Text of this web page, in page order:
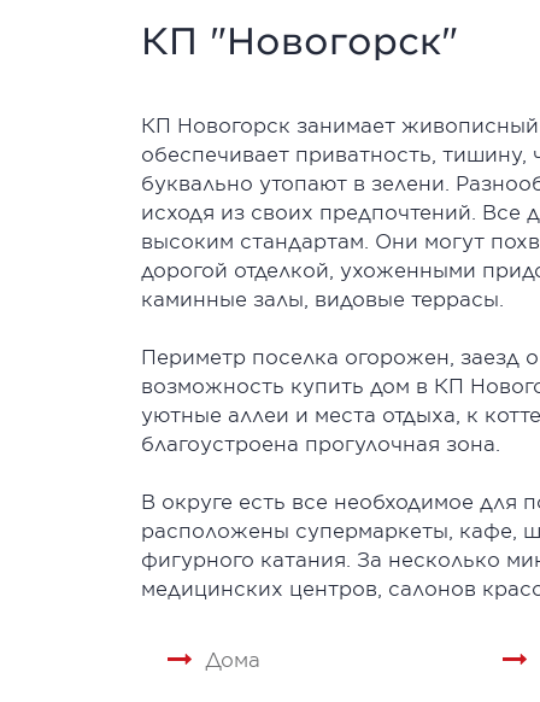
КП "Новогорск"
КП Новогорск занимает
обеспечивает приватность,
буквально утопают в зелени.
исходя из своих предпочтений.
высоким стандартам. Они могут
дорогой отделкой, ухоженными
каминные залы, видовые террасы.
Периметр поселка огорожен, заезд
возможность купить дом в КП
уютные аллеи и места отдыха, к
благоустроена прогулочная зона.
В округе есть все необходимое для
расположены супермаркеты, кафе,
фигурного катания. За несколько
медицинских центров, салонов
Дома